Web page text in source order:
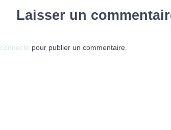
Laisser un
connecté pour publier un commentaire.